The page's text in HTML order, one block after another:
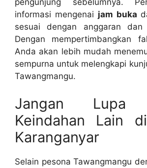
pengunjung sebelumnya.
informasi mengenai jam buka
sesuai dengan anggaran
Dengan mempertimbangkan
Anda akan lebih mudah
sempurna untuk melengkapi
Tawangmangu.
Jangan Lupa
Keindahan Lain
Karanganyar
Selain pesona Tawangmangu